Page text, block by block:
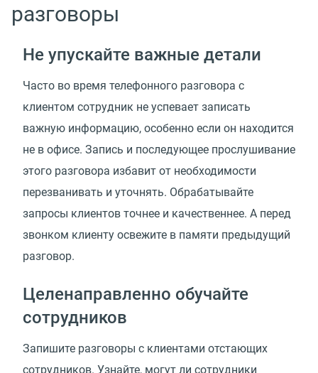
разговоры
Не упускайте важные детали
Часто во время телефонного разговора с
клиентом сотрудник не успевает записать
важную информацию, особенно если он находится
не в офисе. Запись и последующее прослушивание
этого разговора избавит от необходимости
перезванивать и уточнять. Обрабатывайте
запросы клиентов точнее и качественнее. А перед
звонком клиенту освежите в памяти предыдущий
разговор.
Целенаправленно обучайте
сотрудников
Запишите разговоры с клиентами отстающих
сотрудников. Узнайте, могут ли сотрудники